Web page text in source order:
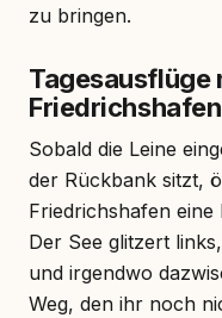
zu bringen.
Tagesausflüge
Friedrichshafen
Sobald die Leine
der Rückbank sitzt,
Friedrichshafen eine
Der See glitzert
und irgendwo
Weg, den ihr noch